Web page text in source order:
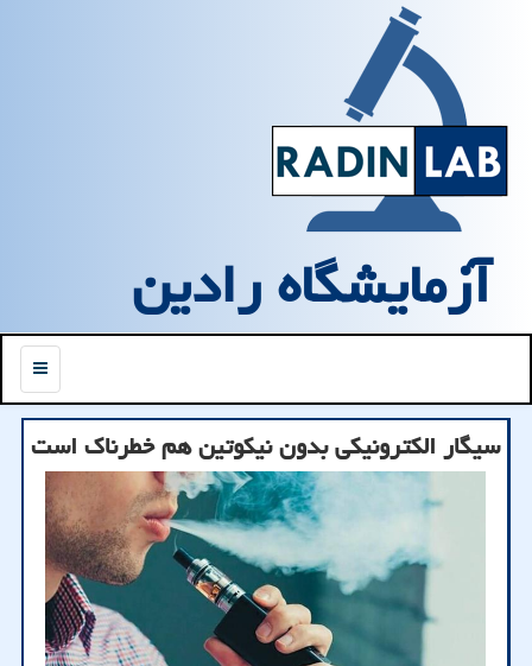
آزمایشگاه رادین
منو
سیگار الکترونیکی بدون نیکوتین هم خطرناک است